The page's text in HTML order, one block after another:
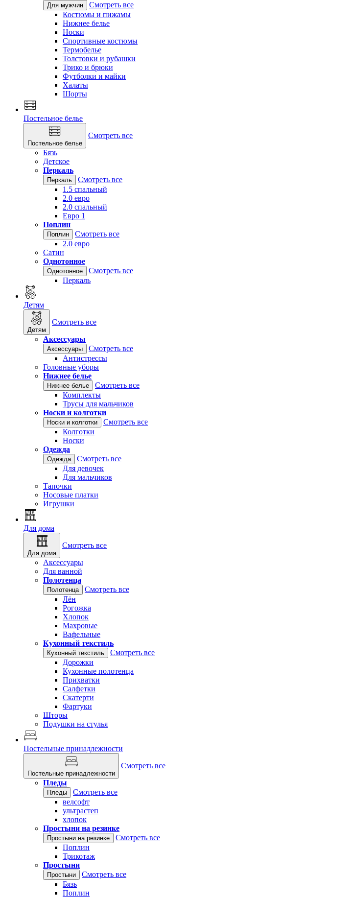
Для мужчин
Смотреть все
Костюмы и пижамы
Нижнее белье
Носки
Спортивные костюмы
Термобелье
Толстовки и рубашки
Трико и брюки
Футболки и майки
Халаты
Шорты
Постельное белье
Постельное белье
Смотреть все
Бязь
Детское
Перкаль
Перкаль
Смотреть все
1.5 спальный
2.0 евро
2.0 спальный
Евро 1
Поплин
Поплин
Смотреть все
2.0 евро
Сатин
Однотонное
Однотонное
Смотреть все
Перкаль
Детям
Детям
Смотреть все
Аксессуары
Аксессуары
Смотреть все
Антистрессы
Головные уборы
Нижнее белье
Нижнее белье
Смотреть все
Комплекты
Трусы для мальчиков
Носки и колготки
Носки и колготки
Смотреть все
Колготки
Носки
Одежда
Одежда
Смотреть все
Для девочек
Для мальчиков
Тапочки
Носовые платки
Игрушки
Для дома
Для дома
Смотреть все
Аксессуары
Для ванной
Полотенца
Полотенца
Смотреть все
Лён
Рогожка
Хлопок
Махровые
Вафельные
Кухонный текстиль
Кухонный текстиль
Смотреть все
Дорожки
Кухонные полотенца
Прихватки
Салфетки
Скатерти
Фартуки
Шторы
Подушки на стулья
Постельные принадлежности
Постельные принадлежности
Смотреть все
Пледы
Пледы
Смотреть все
велсофт
ультрастеп
хлопок
Простыни на резинке
Простыни на резинке
Смотреть все
Поплин
Трикотаж
Простыни
Простыни
Смотреть все
Бязь
Поплин